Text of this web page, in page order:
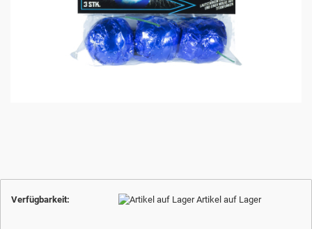
Verfügbarkeit: Artikel auf Lager